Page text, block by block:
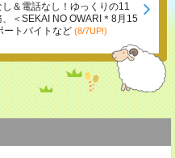
し＆電話なし！ゆっくりの11
＜SEKAI NO OWARI＊8月15
ートバイトなど (8/7UP!)